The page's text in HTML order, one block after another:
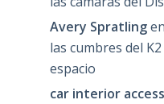
Avery Spratlingen
las cumbres del
espacio
car interior